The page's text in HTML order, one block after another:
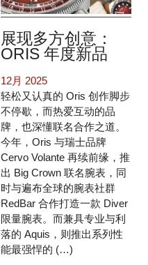
展现多方创意：
ORIS 年度新品
12月 2025
轻松又认真的 Oris 创作脚步
不停歇，而热爱互动的品
牌，也深懂联名合作之道。
今年，Oris 与瑞士品牌
Cervo Volante 再续前缘，推
出 Big Crown 联名腕表，同
时与遍布全球的腕表社群
RedBar 合作打造一款 Diver
限量腕表。而兼具专业与利
落的 Aquis，则推出系列性
能最强悍的 (…)